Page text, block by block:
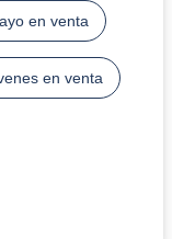
en venta
en venta